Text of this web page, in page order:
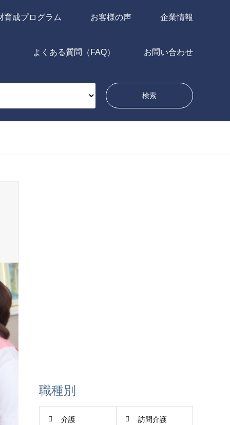
育成プログラム お客様の声 企業情報
よくある質問（FAQ） お問い合わせ
職種別
介護 訪問介護